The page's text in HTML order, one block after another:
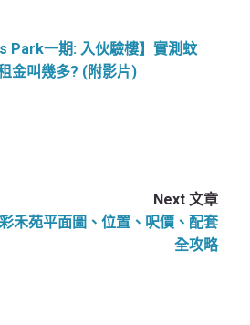
Park一期: 入伙驗樓】實測蚊
金叫幾多? (附影片)
Next 文章
禾苑平面圖、位置、呎價、配套
全攻略